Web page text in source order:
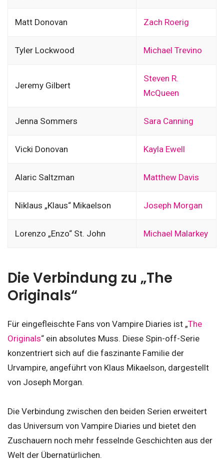
Matt Donovan Zach Roerig
Tyler Lockwood Michael Trevino
Jeremy Gilbert
Steven R.
McQueen
Jenna Sommers Sara Canning
Vicki Donovan Kayla Ewell
Alaric Saltzman Matthew Davis
Niklaus „Klaus“ Mikaelson Joseph Morgan
Lorenzo „Enzo“ St. John Michael Malarkey
Die Verbindung zu „The
Originals“
Für eingefleischte Fans von Vampire Diaries ist „The
Originals“ ein absolutes Muss. Diese Spin-off-Serie
konzentriert sich auf die faszinante Familie der
Urvampire, angeführt von Klaus Mikaelson, dargestellt
von Joseph Morgan.
Die Verbindung zwischen den beiden Serien erweitert
das Universum von Vampire Diaries und bietet den
Zuschauern noch mehr fesselnde Geschichten aus der
Welt der Übernatürlichen.